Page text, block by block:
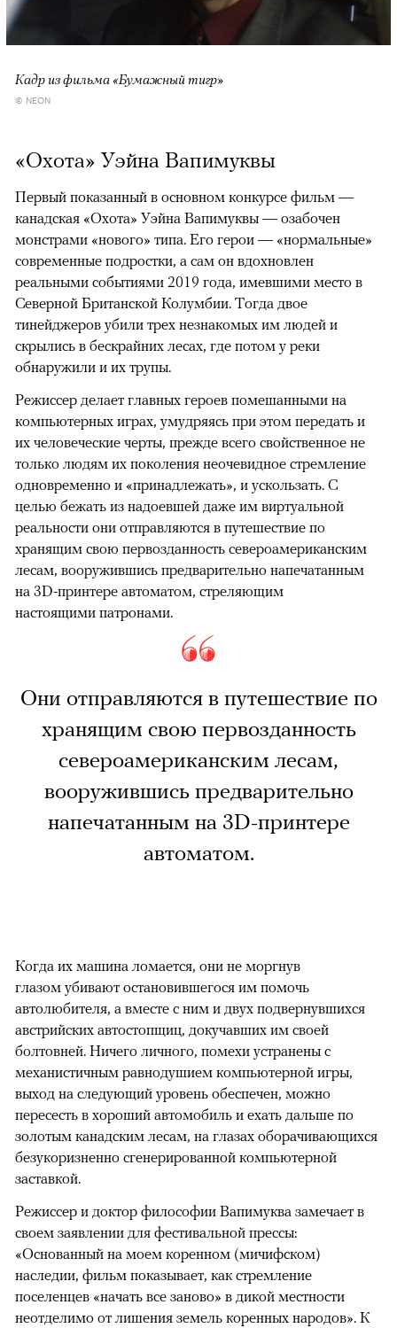
Кадр из фильма «Бумажный тигр»
© NEON
«Охота» Уэйна Вапимуквы
Первый показанный в основном конкурсе фильм —
канадская «Охота» Уэйна Вапимуквы — озабочен
монстрами «нового» типа. Его герои — «нормальные»
современные подростки, а сам он вдохновлен
реальными событиями 2019 года, имевшими место в
Северной Британской Колумбии. Тогда двое
тинейджеров убили трех незнакомых им людей и
скрылись в бескрайних лесах, где потом у реки
обнаружили и их трупы.
Режиссер делает главных героев помешанными на
компьютерных играх, умудряясь при этом передать и
их человеческие черты, прежде всего свойственное не
только людям их поколения неочевидное стремление
одновременно и «принадлежать», и ускользать. С
целью бежать из надоевшей даже им виртуальной
реальности они отправляются в путешествие по
хранящим свою первозданность североамериканским
лесам, вооружившись предварительно напечатанным
на 3D-принтере автоматом, стреляющим
настоящими патронами.
Они отправляются в путешествие по
хранящим свою первозданность
североамериканским лесам,
вооружившись предварительно
напечатанным на 3D-принтере
автоматом.
Когда их машина ломается, они не моргнув
глазом убивают остановившегося им помочь
автолюбителя, а вместе с ним и двух подвернувшихся
австрийских автостопщиц, докучавших им своей
болтовней. Ничего личного, помехи устранены с
механистичным равнодушием компьютерной игры,
выход на следующий уровень обеспечен, можно
пересесть в хороший автомобиль и ехать дальше по
золотым канадским лесам, на глазах оборачивающихся
безукоризненно сгенерированной компьютерной
заставкой.
Режиссер и доктор философии Вапимуква замечает в
своем заявлении для фестивальной прессы:
«Основанный на моем коренном (мичифском)
наследии, фильм показывает, как стремление
поселенцев «начать все заново» в дикой местности
неотделимо от лишения земель коренных народов». К